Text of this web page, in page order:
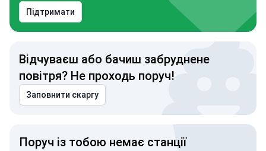
Підтримати
Відчуваєш або бачиш забруднене
повітря? Не проходь поруч!
Заповнити скаргу
Поруч із тобою немає станції